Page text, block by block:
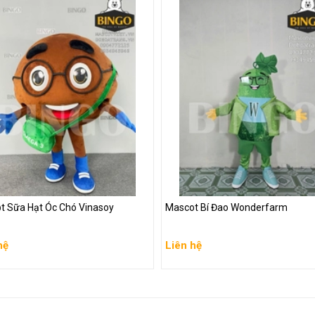
Sữa Hạt Óc Chó Vinasoy
Sữa Hạt Óc Chó Vinasoy
chi tiết
Mascot Bí Đao Wonderfarm
Liên hệ
Mascot Bí Đao Wonderfarm
Liên hệ
Xem chi tiết